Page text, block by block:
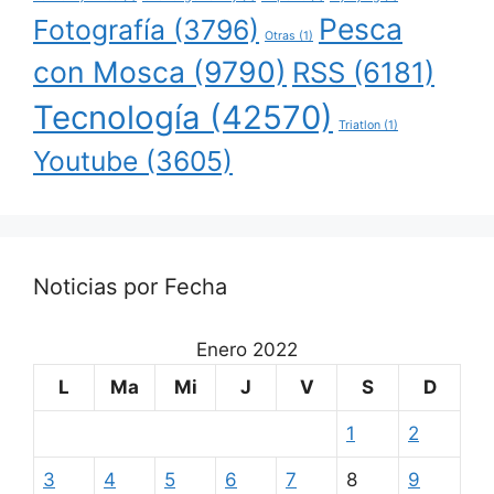
Fotografía (3796) Otras (1)
Pesca
con Mosca (9790) RSS (6181)
Tecnología (42570) Triatlon (1)
Youtube (3605)
Noticias por Fecha
Enero 2022
L
Ma Mi J V S D
1 2
3 4 5 6 7 8 9